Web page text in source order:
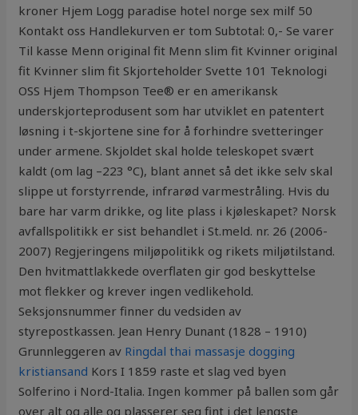
kroner Hjem Logg paradise hotel norge sex milf 50
Kontakt oss Handlekurven er tom Subtotal: 0,- Se varer
Til kasse Menn original fit Menn slim fit Kvinner original
fit Kvinner slim fit Skjorteholder Svette 101 Teknologi
OSS Hjem Thompson Tee® er en amerikansk
underskjorteprodusent som har utviklet en patentert
løsning i t-skjortene sine for å forhindre svetteringer
under armene. Skjoldet skal holde teleskopet svært
kaldt (om lag –223 °C), blant annet så det ikke selv skal
slippe ut forstyrrende, infrarød varmestråling. Hvis du
bare har varm drikke, og lite plass i kjøleskapet? Norsk
avfallspolitikk er sist behandlet i St.meld. nr. 26 (2006-
2007) Regjeringens miljøpolitikk og rikets miljøtilstand.
Den hvitmattlakkede overflaten gir god beskyttelse
mot flekker og krever ingen vedlikehold.
Seksjonsnummer finner du vedsiden av
styrepostkassen. Jean Henry Dunant (1828 – 1910)
Grunnleggeren av Ringdal thai massasje dogging
kristiansand Kors I 1859 raste et slag ved byen
Solferino i Nord-Italia. Ingen kommer på ballen som går
over alt og alle og plasserer seg fint i det lengste